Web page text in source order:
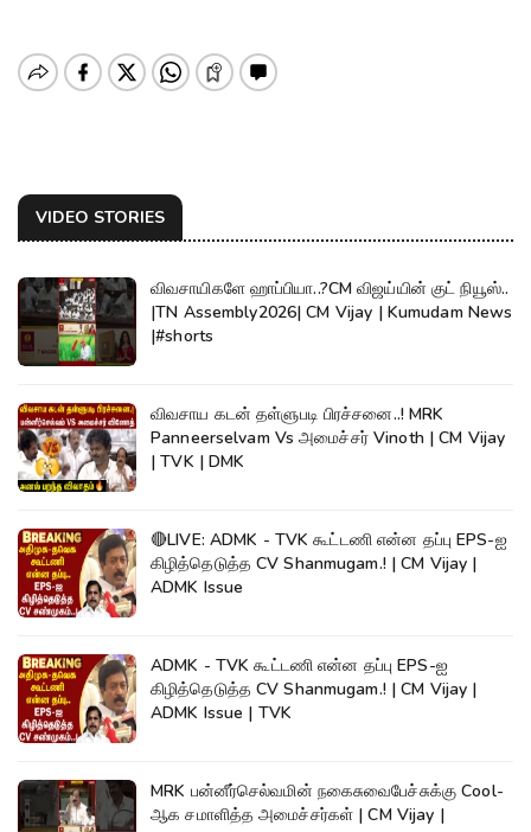
VIDEO STORIES
விவசாயிகளே ஹாப்பியா..?CM விஜய்யின் குட் நியூஸ்..
|TN Assembly2026| CM Vijay | Kumudam News
|#shorts
விவசாய கடன் தள்ளுபடி பிரச்சனை..! MRK
Panneerselvam Vs அமைச்சர் Vinoth | CM Vijay
| TVK | DMK
🔴LIVE: ADMK - TVK கூட்டணி என்ன தப்பு EPS-ஐ
கிழித்தெடுத்த CV Shanmugam.! | CM Vijay |
ADMK Issue
ADMK - TVK கூட்டணி என்ன தப்பு EPS-ஐ
கிழித்தெடுத்த CV Shanmugam.! | CM Vijay |
ADMK Issue | TVK
MRK பன்னீர்செல்வமின் நகைசுவைபேச்சுக்கு Cool-
ஆக சமாளித்த அமைச்சர்கள் | CM Vijay |